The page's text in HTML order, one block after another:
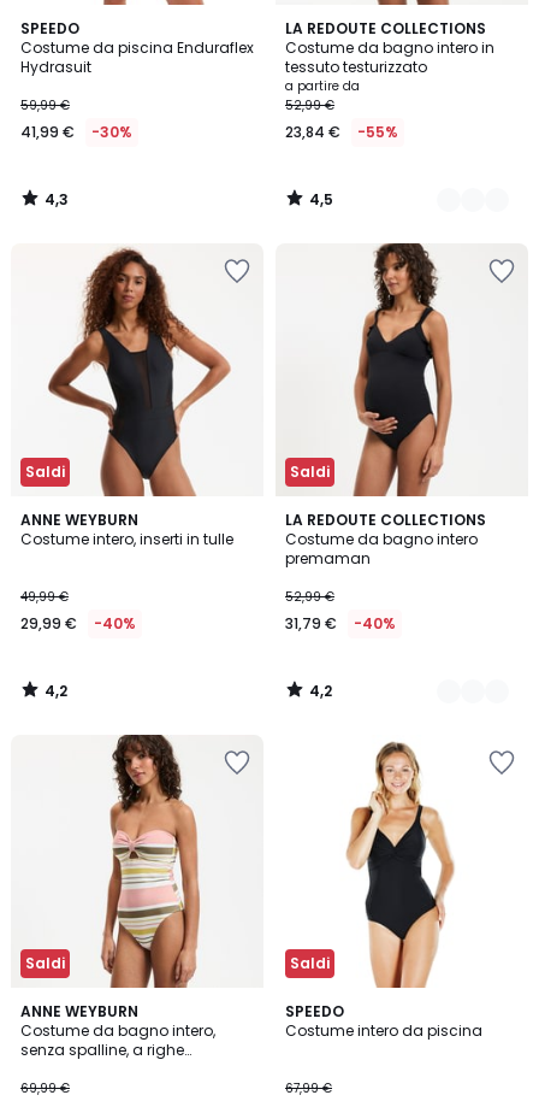
SPEEDO
Costume da piscina Enduraflex
Hydrasuit
59,99 €
41,99 € -30%
4,3
/ 5
4,3
/
LA REDOUTE COLLECTIONS
Costume da bagno intero in
tessuto testurizzato
a partire da
52,99 €
23,84 € -55%
4,5
/ 5
2
Colori
4,5
/
Saldi
ANNE WEYBURN
Costume intero, inserti in tulle
49,99 €
29,99 € -40%
4,2
/ 5
4,2
/
Saldi
LA REDOUTE COLLECTIONS
Costume da bagno intero
premaman
52,99 €
31,79 € -40%
4,2
/ 5
2
Colori
4,2
/
Saldi
ANNE WEYBURN
Costume da bagno intero,
senza spalline, a righe
69,99 €
3,5
/ 5
Saldi
SPEEDO
Costume intero da piscina
67,99 €
4,6
/ 5